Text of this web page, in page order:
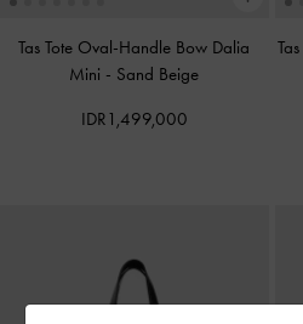
Tas Tote Oval-Handle Bow Dalia
Mini - Sand Beige
IDR1,499,000